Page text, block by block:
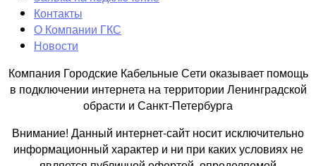
Контакты
О Компании ГКС
Новости
Компания Городские Кабельные Сети оказывает помощь
в подключении интернета на территории Ленинградской
обрасти и Санкт-Петербурга
Внимание! Данный интернет-сайт носит исключительно
информационный характер и ни при каких условиях не